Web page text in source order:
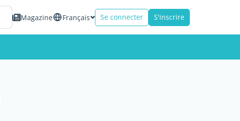
Magazine Français Se connecter S'inscrire